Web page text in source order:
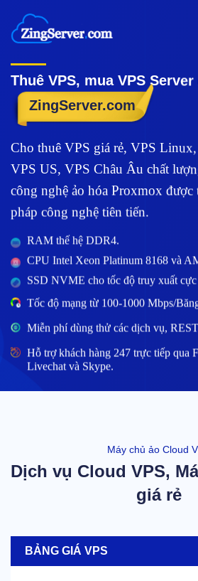
đến
nội
dung
Thuê VPS, mua VPS
ZingServer.com
Cho thuê VPS giá rẻ, VPS
VPS US, VPS Châu Âu chất
công nghệ ảo hóa Proxmox
pháp công nghệ tiên tiến.
RAM thế hệ DDR4.
CPU Intel Xeon Platinum 8168 và
SSD NVME cho tốc độ truy xuất cực
Tốc độ mạng từ 100-1000 Mbps/
Miễn phí dùng thử các dịch vụ,
Hỗ trợ khách hàng 247 trực tiếp qua
Livechat và Skype.
Máy chủ ảo Cloud
Dịch vụ Cloud VPS,
giá rẻ
BẢNG GIÁ VPS